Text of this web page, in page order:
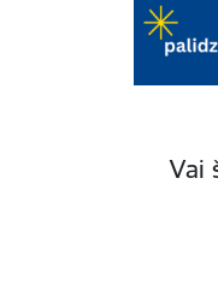
Vai